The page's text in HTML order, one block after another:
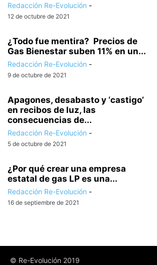
Redacción Re-Evolución -
12 de octubre de 2021
¿Todo fue mentira? Precios de
Gas Bienestar suben 11% en un...
Redacción Re-Evolución -
9 de octubre de 2021
Apagones, desabasto y ‘castigo’
en recibos de luz, las
consecuencias de...
Redacción Re-Evolución -
5 de octubre de 2021
¿Por qué crear una empresa
estatal de gas LP es una...
Redacción Re-Evolución -
16 de septiembre de 2021
© Re-Evolución 2019